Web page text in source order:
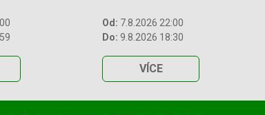
Od: 7.8.2026 22:00
Do: 9.8.2026 18:30
VÍCE